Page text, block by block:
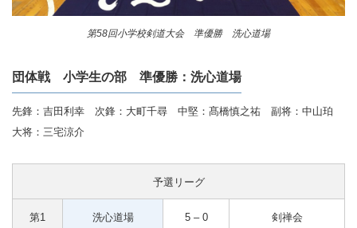
第58回小学校剣道大会 準優勝 洗心道場
団体戦 小学生の部 準優勝：洗心道場
先鋒：吉田利幸 次鋒：大町千尋 中堅：髙橋慎之祐 副将：中山珀
大将：三宅涼介
予選リーグ
第1
洗心道場 5 – 0 剣禅会